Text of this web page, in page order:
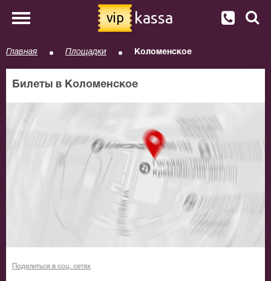
vip kassa
Главная Площадки Коломенское
Билеты в Коломенское
Поделиться в соц. сетях